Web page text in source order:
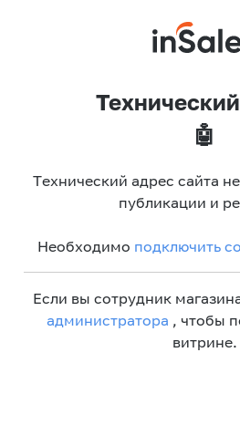
🤖
Технический адрес сайта
публикации и
Необходимо подключить
Если вы сотрудник
администратора , чтобы
витрине.